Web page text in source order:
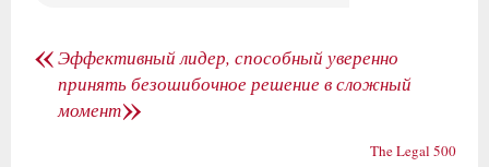
«Эффективный лидер, способный уверенно
принять безошибочное решение в сложный
момент»
The Legal 500